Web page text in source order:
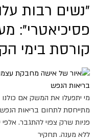
"נשים רבות
פסיכיאטרי":
קורסת בימי
מי יתפעלו את המשק אם
מתייחסת לתחום בריאות
פניות שרק צפוי להתגבר. אלפי
ללא מענה. תחקיר